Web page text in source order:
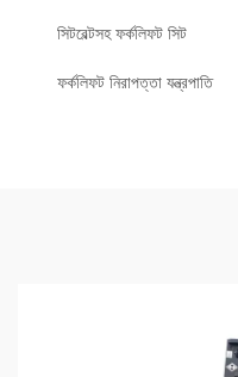
সিটবেল্টসহ ফর্কলিফট সিট
ফর্কলিফট নিরাপত্তা যন্ত্রপাতি